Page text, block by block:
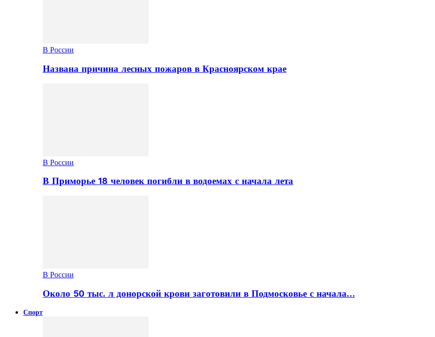
В России
Названа причина лесных пожаров в Красноярском крае
В России
В Приморье 18 человек погибли в водоемах с начала лета
В России
Около 50 тыс. л донорской крови заготовили в Подмосковье с начала…
Спорт